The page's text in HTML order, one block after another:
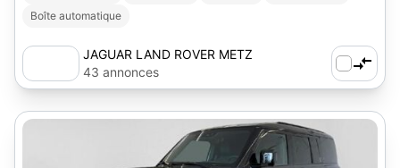
Boîte automatique
JAGUAR LAND ROVER METZ
43 annonces